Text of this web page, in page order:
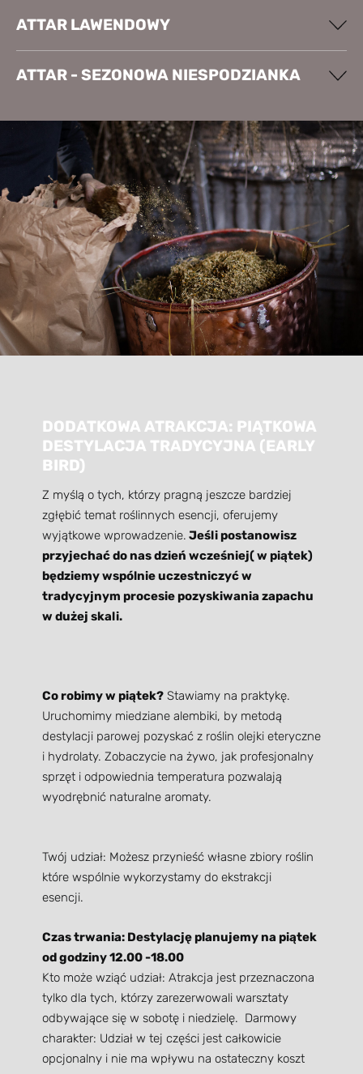
ATTAR LAWENDOWY
ATTAR - SEZONOWA NIESPODZIANKA
DODATKOWA ATRAKCJA: PIĄTKOWA
DESTYLACJA TRADYCYJNA (EARLY
BIRD)
Z myślą o tych, którzy pragną jeszcze bardziej
zgłębić temat roślinnych esencji, oferujemy
wyjątkowe wprowadzenie. Jeśli postanowisz
przyjechać do nas dzień wcześniej( w piątek)
będziemy wspólnie uczestniczyć w
tradycyjnym procesie pozyskiwania zapachu
w dużej skali.
Co robimy w piątek?Stawiamy na praktykę.
Uruchomimy miedziane alembiki, by metodą
destylacji parowej pozyskać z roślin olejki eteryczne
i hydrolaty. Zobaczycie na żywo, jak profesjonalny
sprzęt i odpowiednia temperatura pozwalają
wyodrębnić naturalne aromaty.
Twój udział: Możesz przynieść własne zbiory roślin
które wspólnie wykorzystamy do ekstrakcji
esencji.
Czas trwania: Destylację planujemy na piątek
od godziny 12.00 -18.00
Kto może wziąć udział: Atrakcja jest przeznaczona
tylko dla tych, którzy zarezerwowali warsztaty
odbywające się w sobotę i niedzielę. Darmowy
charakter: Udział w tej części jest całkowicie
opcjonalny i nie ma wpływu na ostateczny koszt